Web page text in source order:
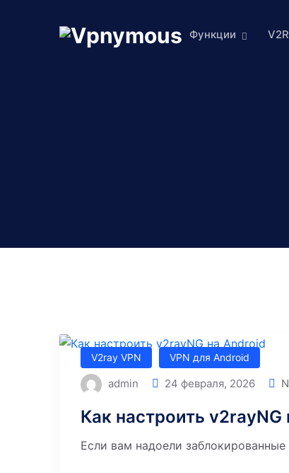
Функции
V2ray VPN VPN для Android
admin 24 февраля, 2026
Как настроить v2rayNG
Если вам надоели